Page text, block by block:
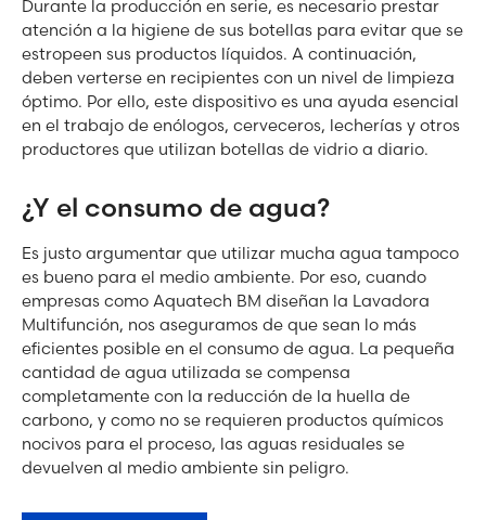
Durante la producción en serie, es necesario prestar
atención a la higiene de sus botellas para evitar que se
estropeen sus productos líquidos. A continuación,
deben verterse en recipientes con un nivel de limpieza
óptimo. Por ello, este dispositivo es una ayuda esencial
en el trabajo de enólogos, cerveceros, lecherías y otros
productores que utilizan botellas de vidrio a diario.
¿Y el consumo de agua?
Es justo argumentar que utilizar mucha agua tampoco
es bueno para el medio ambiente. Por eso, cuando
empresas como Aquatech BM diseñan la Lavadora
Multifunción, nos aseguramos de que sean lo más
eficientes posible en el consumo de agua. La pequeña
cantidad de agua utilizada se compensa
completamente con la reducción de la huella de
carbono, y como no se requieren productos químicos
nocivos para el proceso, las aguas residuales se
devuelven al medio ambiente sin peligro.